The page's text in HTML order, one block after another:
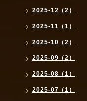
2025-12（2）
2025-11（1）
2025-10（2）
2025-09（2）
2025-08（1）
2025-07（1）